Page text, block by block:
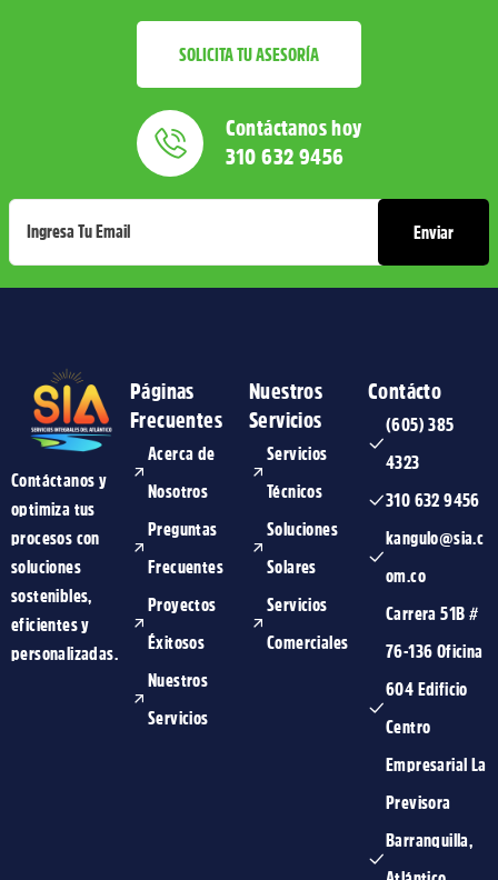
SOLICITA TU ASESORÍA
Contáctanos hoy
310 632 9456
Contáctanos y
optimiza tus
procesos con
soluciones
sostenibles,
eficientes y
personalizadas.
Páginas
Frecuentes
Acerca de
Nosotros
Preguntas
Frecuentes
Proyectos
Éxitosos
Nuestros
Servicios
Nuestros
Servicios
Servicios
Técnicos
Soluciones
Solares
Servicios
Comerciales
Contácto
(605) 385
4323
310 632 9456
kangulo@sia.c
om.co
Carrera 51B #
76-136 Oficina
604 Edificio
Centro
Empresarial La
Previsora
Barranquilla,